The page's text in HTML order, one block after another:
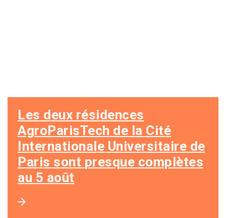
Les deux résidences
AgroParisTech de la Cité
Internationale Universitaire de
Paris sont presque complètes
au 5 août